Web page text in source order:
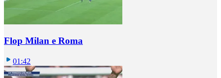
Flop Milan e Roma
01:42